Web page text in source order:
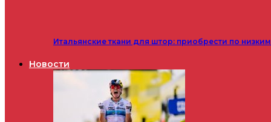
Итальянские ткани для штор: приобрести по
Новости